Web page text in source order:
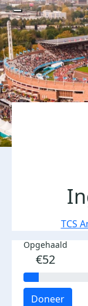
TCS
Opgehaald
€52
Doneer